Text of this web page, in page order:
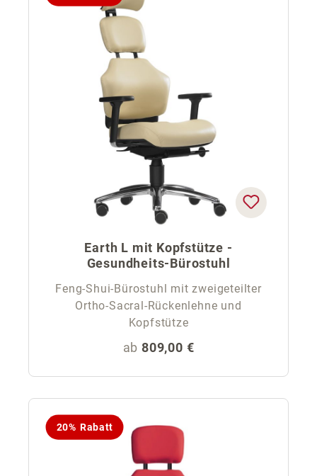
Earth L mit Kopfstütze -
Gesundheits-Bürostuhl
Feng-Shui-Bürostuhl mit zweigeteilter
Ortho-Sacral-Rückenlehne und
Kopfstütze
Regulärer Preis:
ab 809,00 €
20% Rabatt